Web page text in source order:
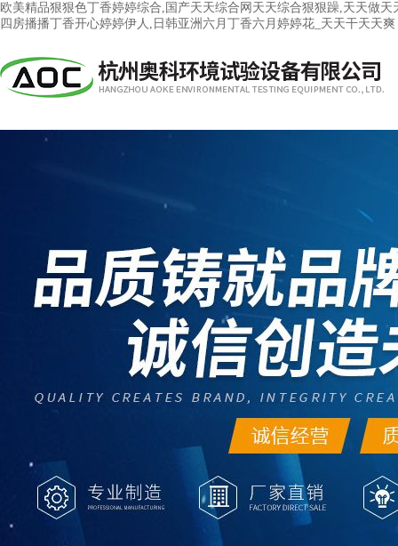
欧美精品狠狠色丁香婷婷综合,国产天天综合网天天综合狠狠躁,天天做
四房播播丁香开心婷婷伊人,日韩亚洲六月丁香六月婷婷花_天天干天天爽